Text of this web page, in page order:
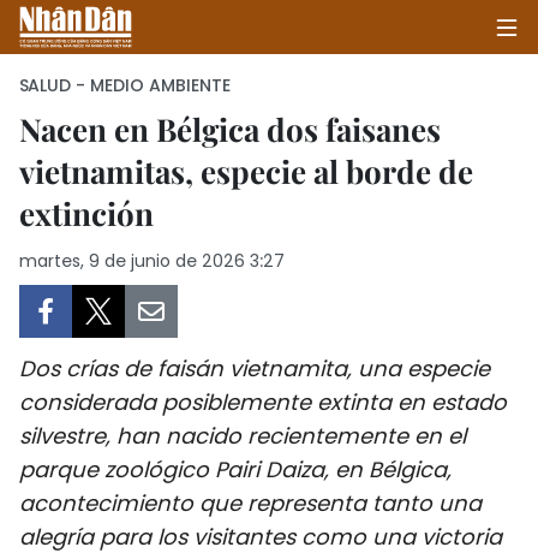
INICIO
SALUD - MEDIO AMBIENTE
CULTURA - ENTRETENIMIENTO
INTERNACIONAL
SALUD - MEDIO AMBIENTE
Nacen en Bélgica dos faisanes
vietnamitas, especie al borde de
extinción
martes, 9 de junio de 2026 3:27
Dos crías de faisán vietnamita, una especie
considerada posiblemente extinta en estado
silvestre, han nacido recientemente en el
parque zoológico Pairi Daiza, en Bélgica,
acontecimiento que representa tanto una
alegría para los visitantes como una victoria